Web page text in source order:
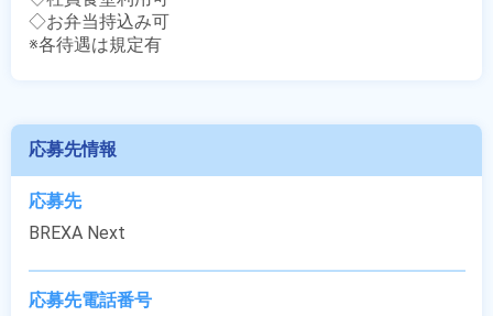
◇お弁当持込み可
※各待遇は規定有
応募先情報
応募先
BREXA Next
応募先電話番号